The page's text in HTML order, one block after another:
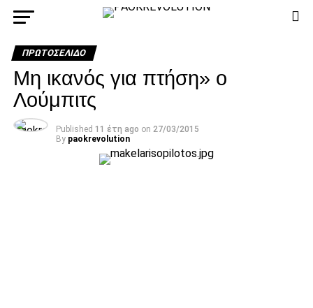
ΠΡΩΤΟΣΈΛΙΔΟ
Μη ικανός για πτήση» ο
Λούμπιτς
Published 11 έτη ago on 27/03/2015
By paokrevolution